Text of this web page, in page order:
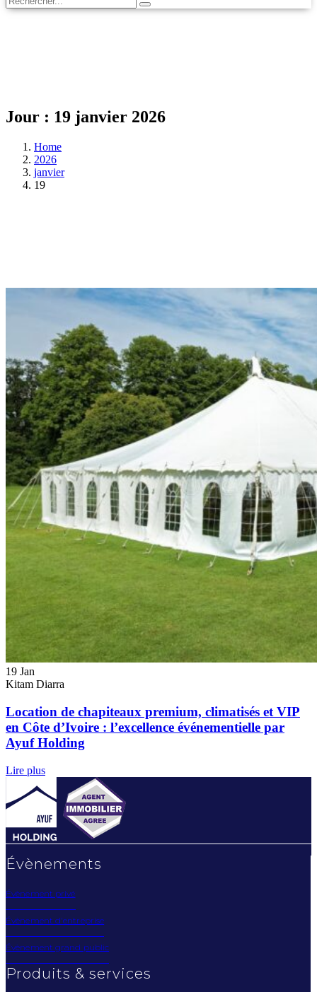
Jour : 19 janvier 2026
Home
2026
janvier
19
19 Jan
Kitam Diarra
Location de chapiteaux premium, climatisés et VIP
en Côte d’Ivoire : l’excellence événementielle par
Ayuf Holding
Lire plus
Évènements
Évènement privé
Évènement d'entreprise
Évènement grand public
Produits & services